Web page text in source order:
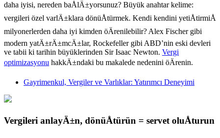
daha iyisi, nereden baÅlÄ±yorsunuz? Büyük anahtar kelime:
vergileri özel varlÄ±klara dönüÅtürmek. Kendi kendini yetiÅtirmiÅ
milyonerlerden daha iyi kimden öÄrenilebilir? Alex Fischer gibi
modern yatÄ±rÄ±mcÄ±lar, Rockefeller gibi ABD’nin eski devleri
ve tabii ki tarihin büyüklerinden Sir Isaac Newton. Vergi
optimizasyonu hakkÄ±ndaki bu makalede nedenini öÄrenin.
Gayrimenkul, Vergiler ve Varlıklar: Yatırımcı Deneyimi
Vergileri anlayÄ±n, dönüÅtürün = servet oluÅturun